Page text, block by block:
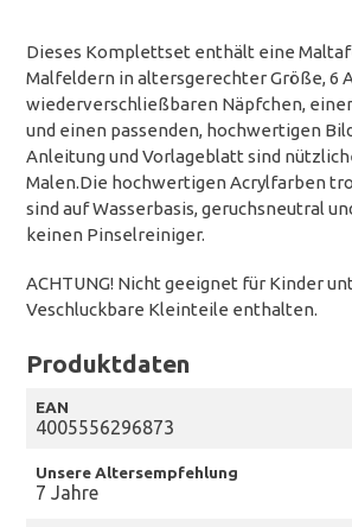
Dieses Komplettset enthält eine
Malfeldern in altersgerechter Größe, 6
wiederverschließbaren Näpfchen,
und einen passenden, hochwertigen
Anleitung und Vorlageblatt sind
Malen.Die hochwertigen Acrylfarben
sind auf Wasserbasis, geruchsneutral
keinen Pinselreiniger.
ACHTUNG! Nicht geeignet für Kinder
Veschluckbare Kleinteile enthalten.
Produktdaten
EAN
4005556296873
Unsere Altersempfehlung
7 Jahre